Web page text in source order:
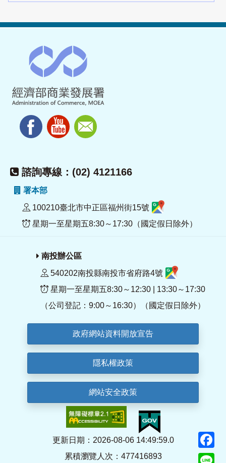
諮詢專線：(02) 4121166
署本部
100210臺北市中正區福州街15號
星期一至星期五8:30～17:30（國定假日除外）
南投辦公區
540202南投縣南投市省府路4號
星期一至星期五8:30～12:30 | 13:30～17:30
（公司登記：9:00～16:30）（國定假日除外）
政府網站資料開放宣告
隱私權政策
網站安全政策
更新日期：2026-08-06 14:49:59.0
累積瀏覽人次：477416893